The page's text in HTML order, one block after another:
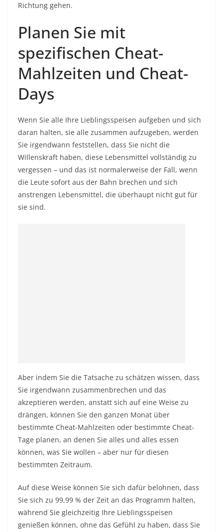
Richtung gehen.
Planen Sie mit
spezifischen Cheat-
Mahlzeiten und Cheat-
Days
Wenn Sie alle Ihre Lieblingsspeisen aufgeben und sich
daran halten, sie alle zusammen aufzugeben, werden
Sie irgendwann feststellen, dass Sie nicht die
Willenskraft haben, diese Lebensmittel vollständig zu
vergessen – und das ist normalerweise der Fall, wenn
die Leute sofort aus der Bahn brechen und sich
anstrengen Lebensmittel, die überhaupt nicht gut für
sie sind.
Aber indem Sie die Tatsache zu schätzen wissen, dass
Sie irgendwann zusammenbrechen und das
akzeptieren werden, anstatt sich auf eine Weise zu
drängen, können Sie den ganzen Monat über
bestimmte Cheat-Mahlzeiten oder bestimmte Cheat-
Tage planen, an denen Sie alles und alles essen
können, was Sie wollen – aber nur für diesen
bestimmten Zeitraum.
Auf diese Weise können Sie sich dafür belohnen, dass
Sie sich zu 99,99 % der Zeit an das Programm halten,
während Sie gleichzeitig Ihre Lieblingsspeisen
genießen können, ohne das Gefühl zu haben, dass Sie